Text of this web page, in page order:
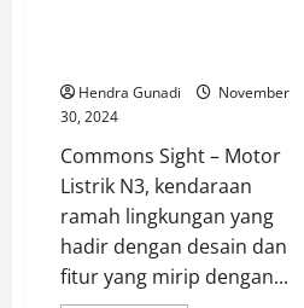
Hendra Gunadi
November
30, 2024
Commons Sight – Motor
Listrik N3, kendaraan
ramah lingkungan yang
hadir dengan desain dan
fitur yang mirip dengan...